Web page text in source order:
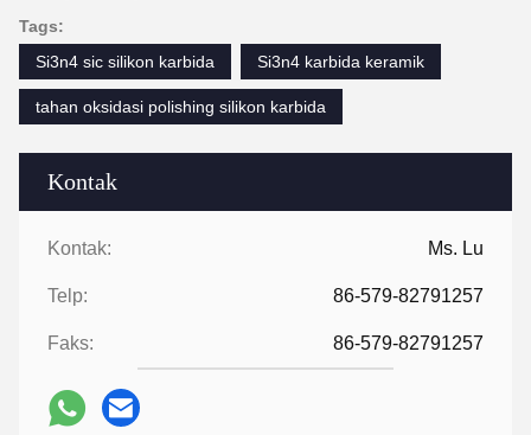
Kontak
Kontak: Ms. Lu
Telp: 86-579-82791257
Faks: 86-579-82791257
Tags:
Si3n4 sic silikon karbida
Si3n4 karbida keramik
tahan oksidasi polishing silikon karbida